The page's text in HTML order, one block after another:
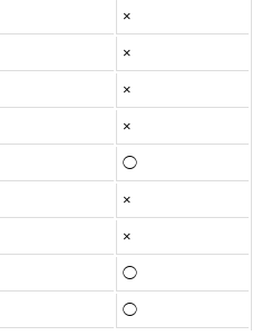
×
×
×
×
◯
×
×
◯
◯